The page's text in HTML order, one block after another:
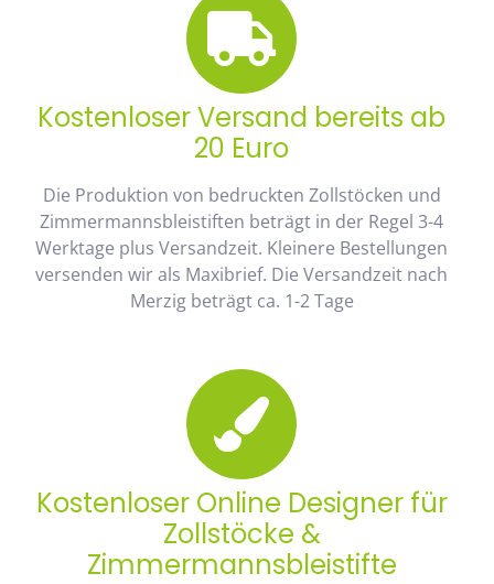
Kostenloser Versand bereits ab
20 Euro
Die Produktion von bedruckten Zollstöcken und
Zimmermannsbleistiften beträgt in der Regel 3-4
Werktage plus Versandzeit. Kleinere Bestellungen
versenden wir als Maxibrief. Die Versandzeit nach
Merzig beträgt ca. 1-2 Tage
Kostenloser Online Designer für
Zollstöcke &
Zimmermannsbleistifte